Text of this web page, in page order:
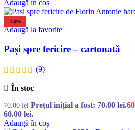
Adaugă în coș
-14%
Adaugă la favorite
Pași spre fericire – cartonată
(9)
În stoc
70.00lei Prețul inițial a fost: 70.00 lei.
60.00 lei.
Adaugă în coș